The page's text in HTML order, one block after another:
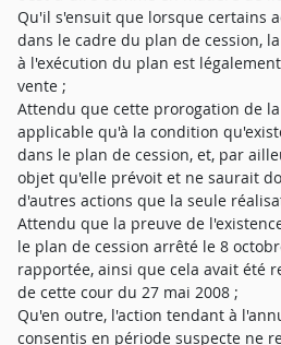
Qu'il s'ensuit que lorsque certains
dans le cadre du plan de cession,
à l'exécution du plan est
vente ;
Attendu que cette prorogation de
applicable qu'à la condition
dans le plan de cession, et, par
objet qu'elle prévoit et ne saurait
d'autres actions que la seule
Attendu que la preuve de
le plan de cession arrêté le 8
rapportée, ainsi que cela avait été
de cette cour du 27 mai 2008 ;
Qu'en outre, l'action tendant à
consentis en période suspecte ne